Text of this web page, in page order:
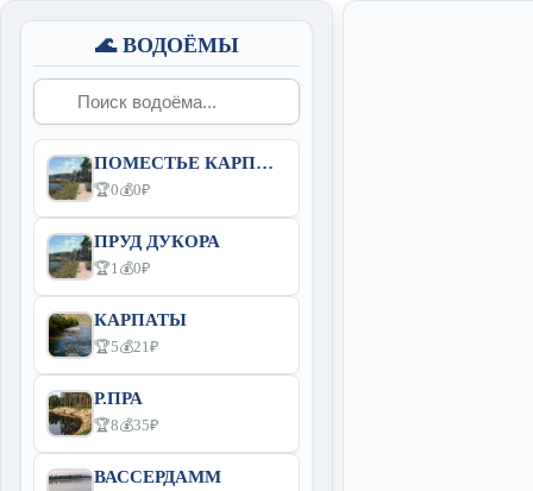
🌊 ВОДОЁМЫ
ПОМЕСТЬЕ КАРПИНСКИХ
🏆0💰0₽
ПРУД ДУКОРА
🏆1💰0₽
КАРПАТЫ
🏆5💰21₽
Р.ПРА
🏆8💰35₽
ВАССЕРДАММ